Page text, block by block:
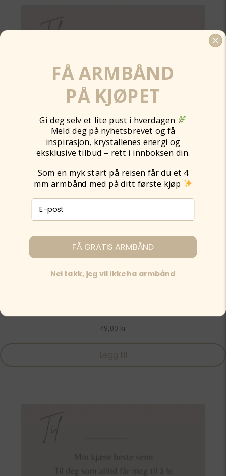
49,00 kr
Legg til
FÅ ARMBÅND
PÅ KJØPET
Gi deg selv et lite pust i hverdagen
Meld deg på nyhetsbrevet og få
inspirasjon, krystallenes energi og
eksklusive tilbud – rett i innboksen din.
Som en myk start på reisen får du et 4
mm armbånd med på ditt første kjøp
E-post påmelding
FÅ GRATIS ARMBÅND
Nei takk, jeg vil ikke ha armbånd